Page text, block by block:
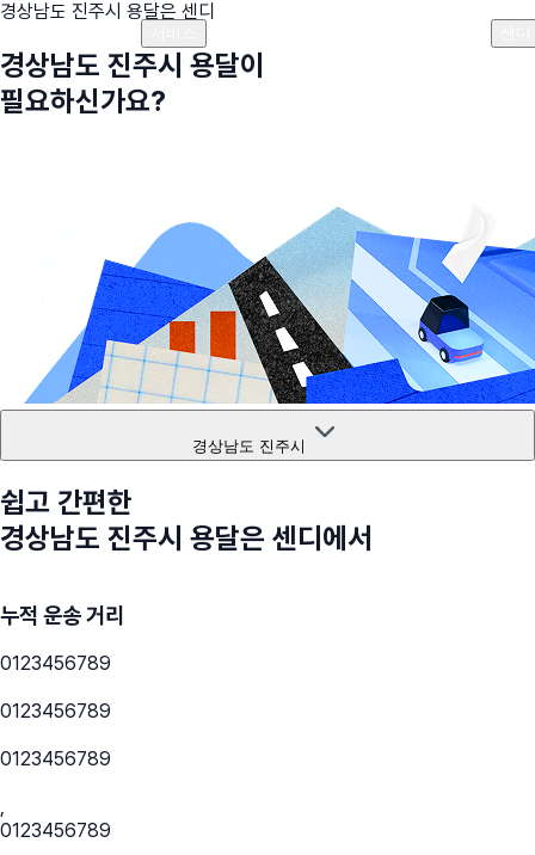
경상남도 진주시 용달은 센디
경상남도 진주시 용달이
필요하신가요?
경상남도 진주시
쉽고 간편한
경상남도 진주시 용달은 센디에서
누적 운송 거리
0123456789
0123456789
0123456789
,
0123456789